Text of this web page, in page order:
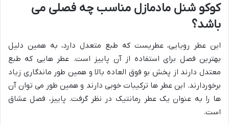
کوکو شنل مادمازل مناسب چه فصلی می
باشد؟
این عطر رویایی، عطریست که طبع متعدل دارد، به همین دلیل
بهترین فصل برای استفاده از آن پاییز است. عطر هایی که طبع
معتدل دارند از پخش بو فوق العاده بالا و همین طور ماندگاری زیاد
برخوردارند. این عطر ها ترکیبات خوبی دارند و همین طور می توان آن
ها را به عنوان یک عطر رمانتیک در نظر گرفت. پاییز، فصل عشاق
است.